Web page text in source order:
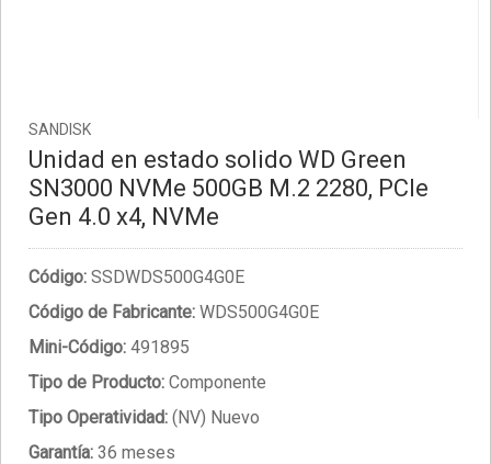
SANDISK
Unidad en estado solido WD Green
SN3000 NVMe 500GB M.2 2280, PCIe
Gen 4.0 x4, NVMe
Código: SSDWDS500G4G0E
Código de Fabricante: WDS500G4G0E
Mini-Código: 491895
Tipo de Producto: Componente
Tipo Operatividad: (NV) Nuevo
Garantía: 36 meses